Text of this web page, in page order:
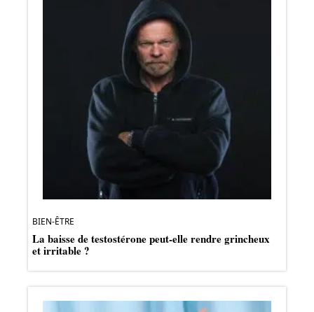
BIEN-ÊTRE
La baisse de testostérone peut-elle rendre grincheux
et irritable ?